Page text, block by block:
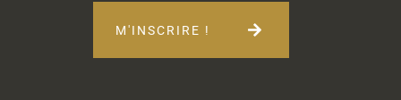
M'INSCRIRE !